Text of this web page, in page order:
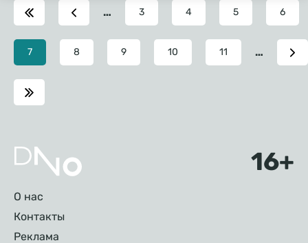
… Page
3 Page
4 Page
5 Page
6
Текущая
страница
7 Page
8 Page
9 Page
10 Page
11 …
Подвал
О нас
Контакты
Реклама